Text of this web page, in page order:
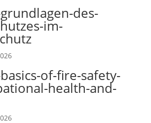
des-
im-
of-fire-safety-
health-and-